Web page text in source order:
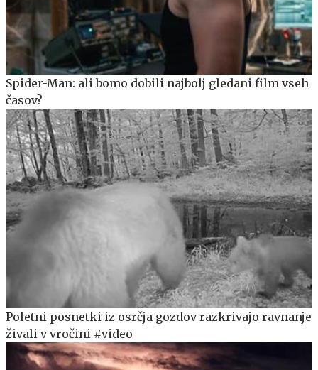
Spider-Man: ali bomo dobili najbolj gledani film vseh
časov?
Poletni posnetki iz osrčja gozdov razkrivajo ravnanje
živali v vročini #video